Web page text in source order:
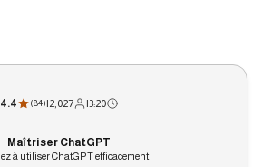
4.4 (84)|2,027 |3:20
Maîtriser ChatGPT
à utiliser ChatGPT efficacement